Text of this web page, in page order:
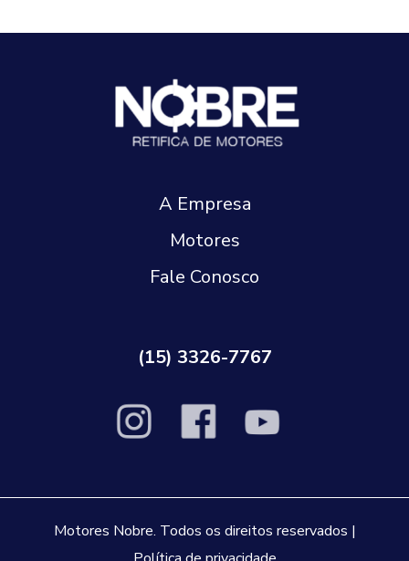
A Empresa
Motores
Fale Conosco
(15) 3326-7767
Motores Nobre. Todos os direitos reservados |